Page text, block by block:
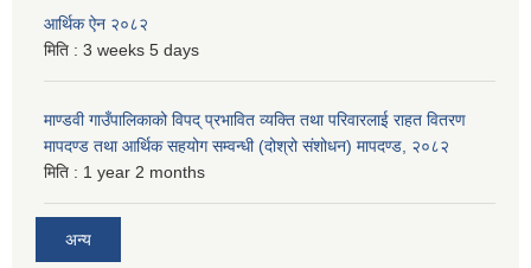
आर्थिक ऐन २०८२
मिति : 3 weeks 5 days
माण्डवी गाउँपालिकाको विपद् प्रभावित व्यक्ति तथा परिवारलाई राहत वितरण
मापदण्ड तथा आर्थिक सहयोग सम्वन्धी (दोश्रो संशोधन) मापदण्ड, २०८२
मिति : 1 year 2 months
अन्य